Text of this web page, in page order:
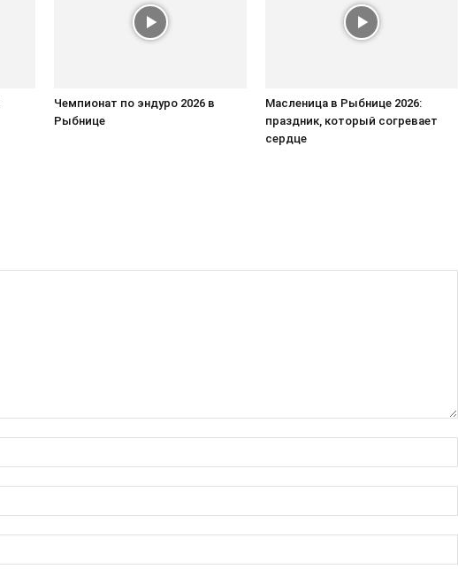
Чемпионат по эндуро 2026 в
Рыбнице
Масленица в Рыбнице 2026:
праздник, который согревает
сердце